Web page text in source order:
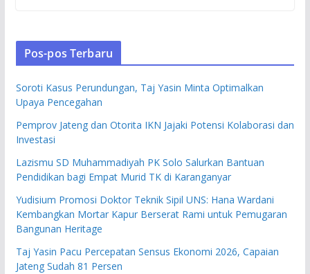
Pos-pos Terbaru
Soroti Kasus Perundungan, Taj Yasin Minta Optimalkan
Upaya Pencegahan
Pemprov Jateng dan Otorita IKN Jajaki Potensi Kolaborasi dan
Investasi
Lazismu SD Muhammadiyah PK Solo Salurkan Bantuan
Pendidikan bagi Empat Murid TK di Karanganyar
Yudisium Promosi Doktor Teknik Sipil UNS: Hana Wardani
Kembangkan Mortar Kapur Berserat Rami untuk Pemugaran
Bangunan Heritage
Taj Yasin Pacu Percepatan Sensus Ekonomi 2026, Capaian
Jateng Sudah 81 Persen